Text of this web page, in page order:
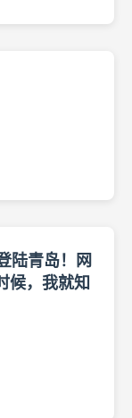
陆青岛！网
候，我就知